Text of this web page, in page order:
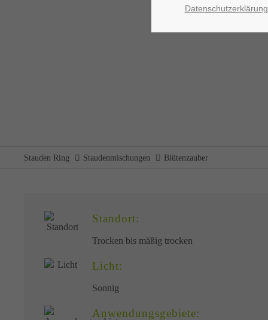
Stauden Ring Staudenmischungen Blütenzauber
Standort:
Trocken bis mäßig trocken
Licht:
Sonnig
Anwendungsgebiete:
Datenschutzerklärung